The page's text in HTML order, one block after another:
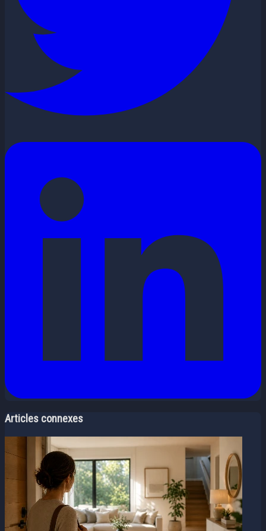
Articles connexes